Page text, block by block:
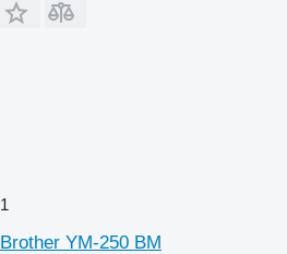
1
Brother YM-250 BM